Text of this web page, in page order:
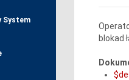
System
blokad